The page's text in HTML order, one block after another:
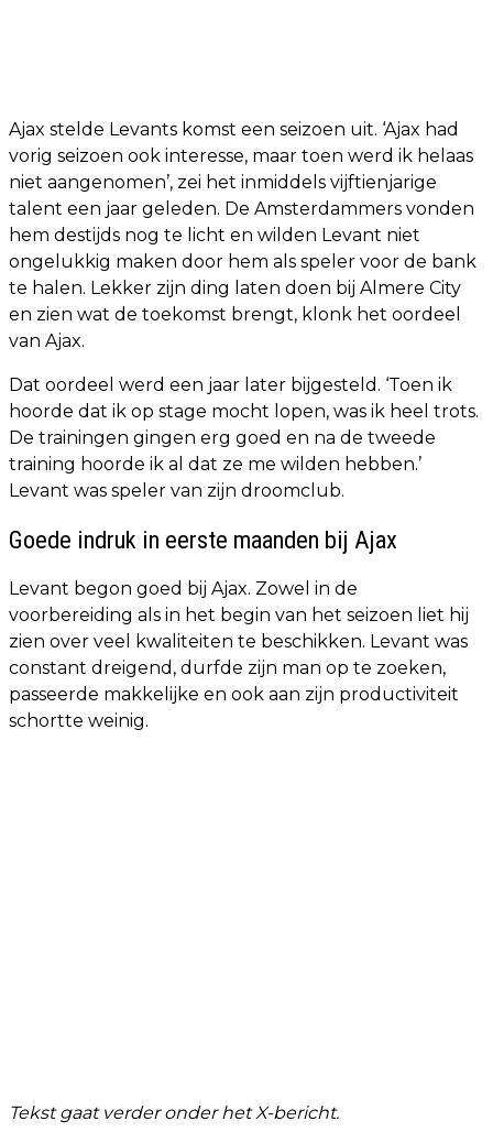
Ajax stelde Levants komst een seizoen uit. ‘Ajax had
vorig seizoen ook interesse, maar toen werd ik helaas
niet aangenomen’, zei het inmiddels vijftienjarige
talent een jaar geleden. De Amsterdammers vonden
hem destijds nog te licht en wilden Levant niet
ongelukkig maken door hem als speler voor de bank
te halen. Lekker zijn ding laten doen bij Almere City
en zien wat de toekomst brengt, klonk het oordeel
van Ajax.
Dat oordeel werd een jaar later bijgesteld. ‘Toen ik
hoorde dat ik op stage mocht lopen, was ik heel trots.
De trainingen gingen erg goed en na de tweede
training hoorde ik al dat ze me wilden hebben.’
Levant was speler van zijn droomclub.
Goede indruk in eerste maanden bij Ajax
Levant begon goed bij Ajax. Zowel in de
voorbereiding als in het begin van het seizoen liet hij
zien over veel kwaliteiten te beschikken. Levant was
constant dreigend, durfde zijn man op te zoeken,
passeerde makkelijke en ook aan zijn productiviteit
schortte weinig.
Tekst gaat verder onder het X-bericht.